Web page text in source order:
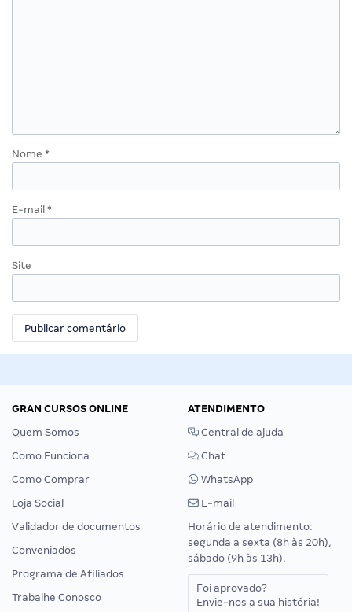
Nome *
E-mail *
Site
GRAN CURSOS ONLINE
Quem Somos
Como Funciona
Como Comprar
Loja Social
Validador de documentos
Conveniados
Programa de Afiliados
Trabalhe Conosco
ATENDIMENTO
Central de ajuda
Chat
WhatsApp
E-mail
Horário de atendimento:
segunda a sexta (8h às 20h),
sábado (9h às 13h).
Foi aprovado?
Envie-nos a sua história!